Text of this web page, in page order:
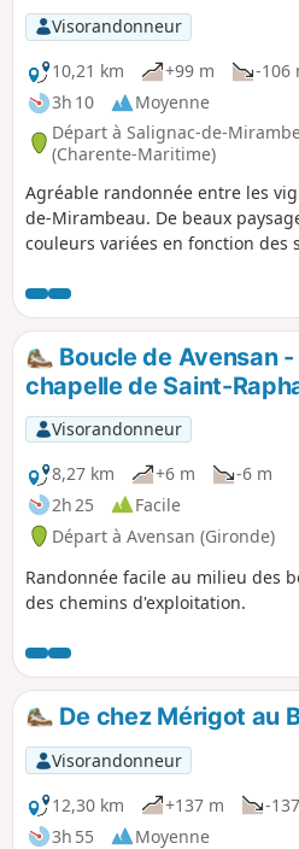
Visorandonneur
10,21 km
+99 m
-106
3h 10
Moyenne
Départ à Salignac-de-
(Charente-Maritime)
Agréable randonnée entre les
de-Mirambeau. De beaux
couleurs variées en fonction des
Boucle de Avensan
chapelle de Saint-
Visorandonneur
8,27 km
+6 m
-6 m
2h 25
Facile
Départ à Avensan (Gironde)
Randonnée facile au milieu des
des chemins d'exploitation.
De chez Mérigot au
Visorandonneur
12,30 km
+137 m
-
3h 55
Moyenne